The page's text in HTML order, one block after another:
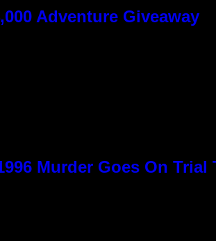
Adventure Giveaway
Murder Goes On